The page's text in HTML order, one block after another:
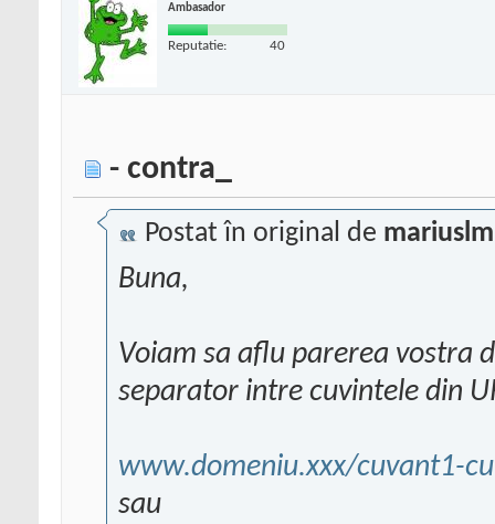
Ambasador
Reputatie: 40
- contra_
Postat în original de
Buna,
Voiam sa aflu parerea vostra
separator intre cuvintele din
www.domeniu.xxx/cuvant1-
sau